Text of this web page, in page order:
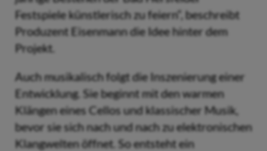
Festspiele künstlerisch zu feiern“, beschreibt
Produzent Eisenmann die Idee hinter dem
Projekt.
Auch musikalisch folgt die Inszenierung einer
Entwicklung. Sie beginnt mit den warmen
Klängen eines Cellos und klassischer Musik,
bevor sie sich nach und nach zu elektronischen
Klangwelten öffnet. So entsteht ein